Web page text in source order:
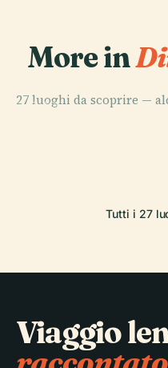
More in
27 luoghi da scoprire —
PLACE
Tutti i 27
Viaggio